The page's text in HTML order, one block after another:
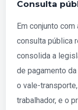
Consulta
Em conjunto
consulta pública
consolida a
de pagamento
o vale-
trabalhador, e o